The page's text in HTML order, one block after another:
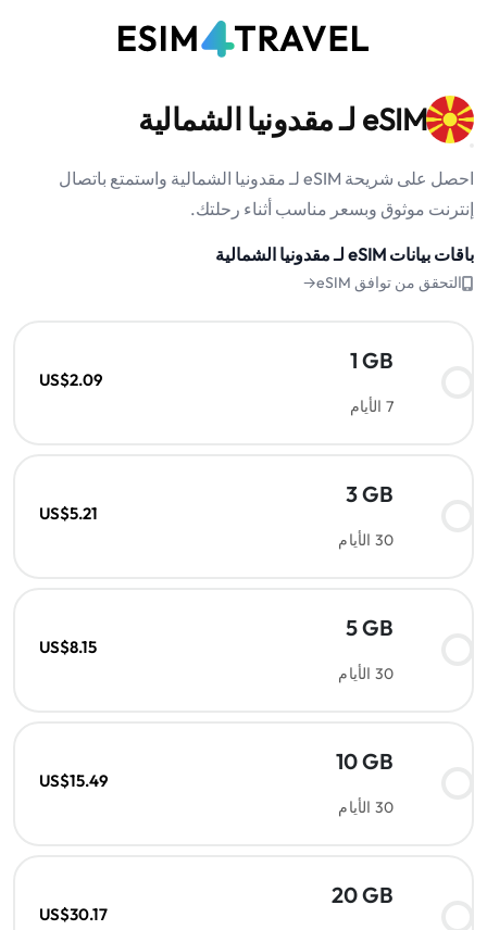
eSIM لـ مقدونيا الشمالية
احصل على شريحة eSIM لـ مقدونيا الشمالية واستمتع باتصال
إنترنت موثوق وبسعر مناسب أثناء رحلتك.
باقات بيانات eSIM لـ مقدونيا الشمالية
التحقق من توافق eSIM→
1 GB
7 الأيام
US$2.09
3 GB
30 الأيام
US$5.21
5 GB
30 الأيام
US$8.15
10 GB
30 الأيام
US$15.49
20 GB
US$30.17